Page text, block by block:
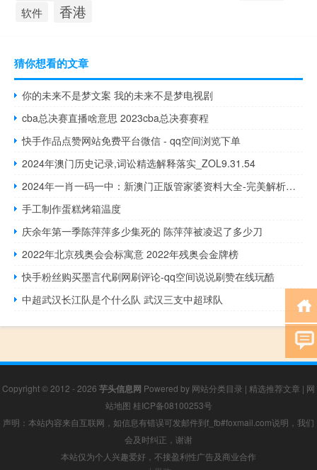
软件 香港
猜你想看的文章
你的未来不是梦文案 我的未来不是梦电视剧
cba总决赛直播啥意思 2023cba总决赛赛程
快手作品点赞网站免费平台微信 - qq空间浏览下单
2024年澳门历史记录,词讼精选解释落实_ZOL9.31.54
2024年一肖一码一中：新澳门正版管家婆资料大全-完美解析解释落实-737.PL.99
手工制作蛋糕烤箱温度
庆余年第一季陈萍萍多少集死的 陈萍萍被凌迟了多少刀
2022年北京残奥会会标寓意 2022年残奥会金牌榜
快手粉丝购买墨言代刷网刷评论-qq空间说说刷赞在线玩酷
中超武汉长江队是个什么队 武汉三支中超球队
Copyright © 2012 - 2026 芋头信息网 Powered by 网站分类目录 | 精选推荐文章 | 网
站地图 桂ICP备08100253号
声明：本站内容来自互联网，如信息有错误可发邮件到f_fb#foxmail.com说明，我们
会及时纠正，谢谢
本站仅为个人兴趣爱好，不接盈利性广告及商业合作